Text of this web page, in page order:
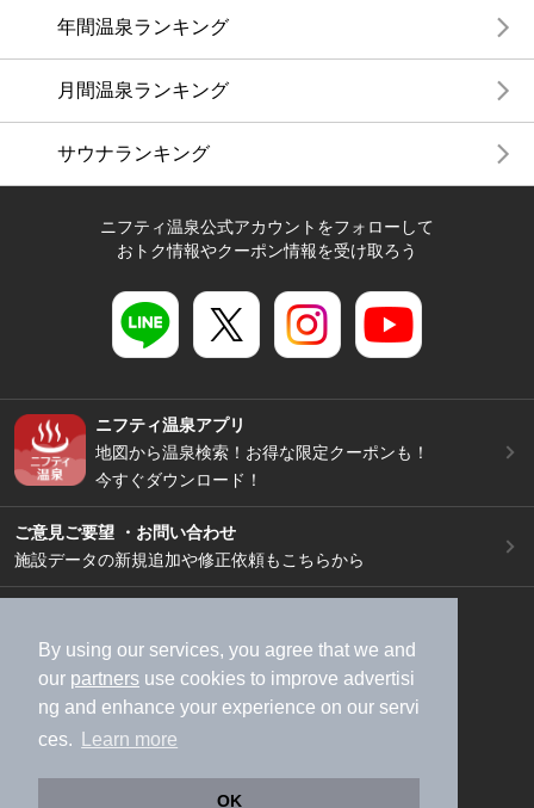
By using our services, you agree that we and
our partners use cookies to improve advertisi
ng and enhance your experience on our servi
ces.
Learn more
OK
年間温泉ランキング
月間温泉ランキング
サウナランキング
ニフティ温泉公式アカウントをフォローして
おトク情報やクーポン情報を受け取ろう
ニフティ温泉アプリ
地図から温泉検索！お得な限定クーポンも！
今すぐダウンロード！
ご意見ご要望 ・お問い合わせ
施設データの新規追加や修正依頼もこちらから
加盟店募集（資料請求）
広告出稿のご案内
利用規約
ライフスタイルMEMBERS+規約
特定商取引法に基づく表記
ヘルプ
採用情報
運営会社